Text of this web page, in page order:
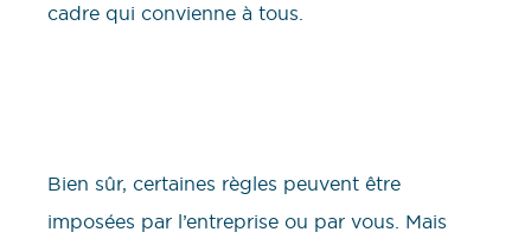
cadre qui convienne à tous.
Bien sûr, certaines règles peuvent être
imposées par l’entreprise ou par vous. Mais